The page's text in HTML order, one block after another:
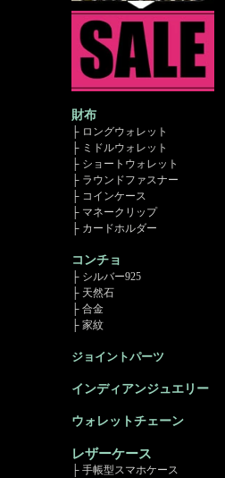
財布
├ ロングウォレット
├ ミドルウォレット
├ ショートウォレット
├ ラウンドファスナー
├ コインケース
├ マネークリップ
├ カードホルダー
コンチョ
├ シルバー925
├ 天然石
├ 合金
├ 家紋
ジョイントパーツ
インディアンジュエリー
ウォレットチェーン
レザーケース
├ 手帳型スマホケース